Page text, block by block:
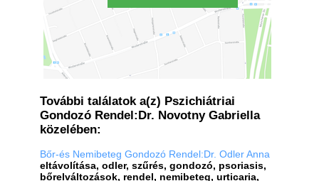
További találatok a(z) Pszichiátriai
Gondozó Rendel:Dr. Novotny Gabriella
közelében:
Bőr-és Nemibeteg Gondozó Rendel:Dr. Odler Anna
eltávolítása, odler, szűrés, gondozó, psoriasis,
bőrelváltozások, rendel, nemibeteg, urticaria,